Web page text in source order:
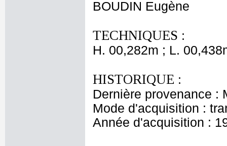
BOUDIN Eugène
TECHNIQUES :
H. 00,282m ; L.
HISTORIQUE :
Dernière provenance :
Mode d'acquisition :
Année d'acquisition :